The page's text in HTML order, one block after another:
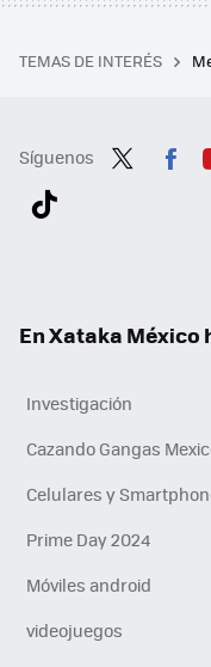
TEMAS DE INTERÉS
Síguenos
En Xataka México
Investigación
Cazando Gangas
Celulares y
Prime Day 2024
Móviles android
videojuegos